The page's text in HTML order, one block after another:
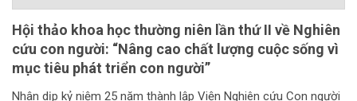
Hội thảo khoa học thường niên lần thứ II về Nghiên
cứu con người: “Nâng cao chất lượng cuộc sống vì
mục tiêu phát triển con người”
Nhân dịp kỷ niệm 25 năm thành lập Viện Nghiên cứu Con người